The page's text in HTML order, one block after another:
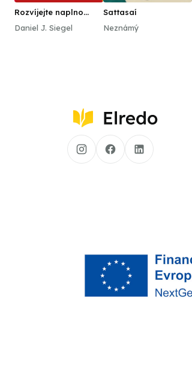
Rozvíjejte naplno
Daniel J. Siegel
Sattasaí
Neznámý